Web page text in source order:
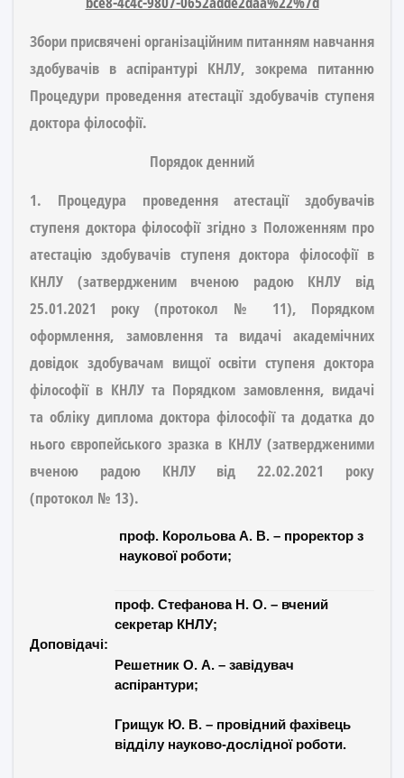
Збори присвячені організаційним питанням навчання
здобувачів в аспірантурі КНЛУ, зокрема питанню
Процедури проведення атестації здобувачів ступеня
доктора філософії.
Порядок денний
1. Процедура проведенняатестації здобувачів
ступеня доктора філософіїзгідно з Положенням про
атестацію здобувачів ступеня доктора філософії в
КНЛУ (затвердженим вченою радою КНЛУ від
25.01.2021 року (протокол № 11), Порядком
оформлення, замовлення та видачі академічних
довідок здобувачам вищої освіти ступеня доктора
філософії в КНЛУ та Порядком замовлення, видачі
та обліку диплома доктора філософії та додатка до
нього європейського зразка в КНЛУ (затвердженими
вченою радою КНЛУ від 22.02.2021 року
(протокол № 13).
Доповідачі:
проф. Корольова А. В. – проректор з
наукової роботи;
проф. Стефанова Н. О. – вчений
секретар КНЛУ;
Решетник О. А. – завідувач
аспірантури;
Грищук Ю. В. – провідний фахівець
відділу науково-дослідної роботи.